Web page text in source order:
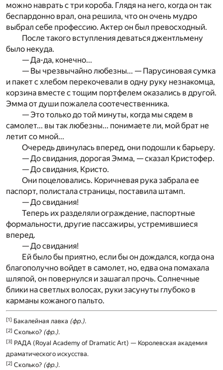
можно наврать с три короба. Глядя на него, когда он так
беспардонно врал, она решила, что он очень мудро
выбрал себе профессию. Актер он был превосходный.
После такого вступления деваться джентльмену
было некуда.
— Да-да, конечно...
— Вы чрезвычайно любезны... — Парусиновая сумка
и пакет с хлебом перекочевали в одну руку незнакомца,
корзина вместе с тощим портфелем оказались в другой.
Эмма от души пожалела соотечественника.
— Это только до той минуты, когда мы сядем в
самолет... вы так любезны... понимаете ли, мой брат не
летит со мной...
Очередь двинулась вперед, они подошли к барьеру.
— До свидания, дорогая Эмма, — сказал Кристофер.
— До свидания, Кристо.
Они поцеловались. Коричневая рука забрала ее
паспорт, полистала страницы, поставила штамп.
— До свидания!
Теперь их разделяли ограждение, паспортные
формальности, другие пассажиры, устремившиеся
вперед.
— До свидания!
Ей было бы приятно, если бы он дождался, когда она
благополучно войдет в самолет, но, едва она помахала
шляпой, он повернулся и зашагал прочь. Солнечные
блики на светлых волосах, руки засунуты глубоко в
карманы кожаного пальто.
[1] Бакалейная лавка (фр.).
[2] Сколько? (фр.).
[3] РАДА (Royal Academy of Dramatic Art) — Королевская академия
драматического искусства.
[2] Сколько? (фр.).